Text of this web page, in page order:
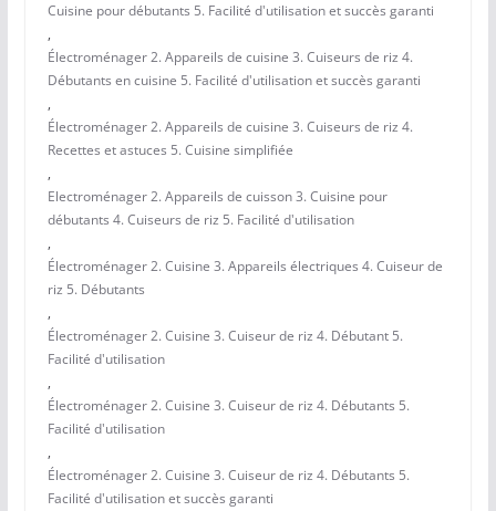
Cuisine pour débutants 5. Facilité d'utilisation et succès garanti
,
Électroménager 2. Appareils de cuisine 3. Cuiseurs de riz 4.
Débutants en cuisine 5. Facilité d'utilisation et succès garanti
,
Électroménager 2. Appareils de cuisine 3. Cuiseurs de riz 4.
Recettes et astuces 5. Cuisine simplifiée
,
Electroménager 2. Appareils de cuisson 3. Cuisine pour
débutants 4. Cuiseurs de riz 5. Facilité d'utilisation
,
Électroménager 2. Cuisine 3. Appareils électriques 4. Cuiseur de
riz 5. Débutants
,
Électroménager 2. Cuisine 3. Cuiseur de riz 4. Débutant 5.
Facilité d'utilisation
,
Électroménager 2. Cuisine 3. Cuiseur de riz 4. Débutants 5.
Facilité d'utilisation
,
Électroménager 2. Cuisine 3. Cuiseur de riz 4. Débutants 5.
Facilité d'utilisation et succès garanti